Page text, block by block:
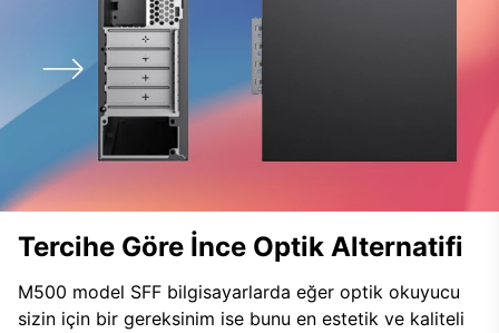
Tercihe Göre İnce Optik Alternatifi
M500 model SFF bilgisayarlarda eğer optik okuyucu
sizin için bir gereksinim ise bunu en estetik ve kaliteli